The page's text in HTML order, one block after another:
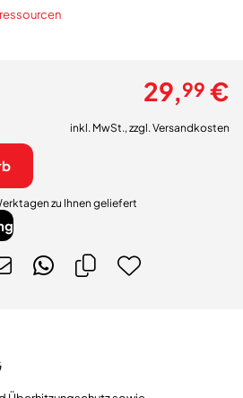
29,99 €
inkl. MwSt., zzgl. Versandkosten
zu Ihnen geliefert